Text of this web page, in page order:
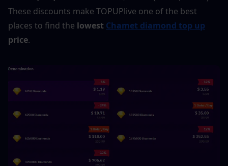
These discounts make TOPUPlive one of the best
places to find the lowest Chamet diamond top up
price.